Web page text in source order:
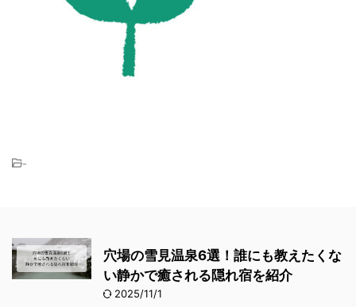
-
穴場の雪見温泉6選！誰にも教えたくな
い静かで癒される隠れ宿を紹介
2025/11/1